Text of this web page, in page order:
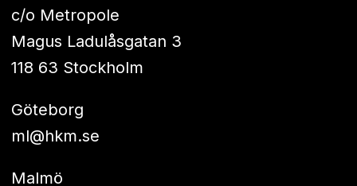
c/o Metropole
Magus Ladulåsgatan 3
118 63 Stockholm
Göteborg
ml@hkm.se
Malmö